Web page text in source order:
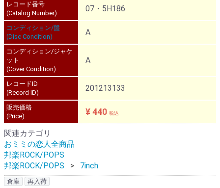
レコード番号
(Catalog Number)
07・5H186
コンディション/盤
(Disc Condition)
A
コンディション/ジャケ
ット
(Cover Condition)
A
レコードID
(Record ID)
201213133
販売価格
(Price)
¥ 440 税込
関連カテゴリ
おミミの恋人全商品
邦楽ROCK/POPS
邦楽ROCK/POPS
7inch
倉庫 再入荷